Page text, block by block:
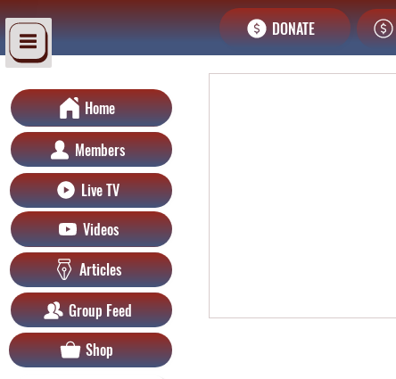
DONATE
Home
Members
Live TV
Videos
Articles
Group Feed
Shop